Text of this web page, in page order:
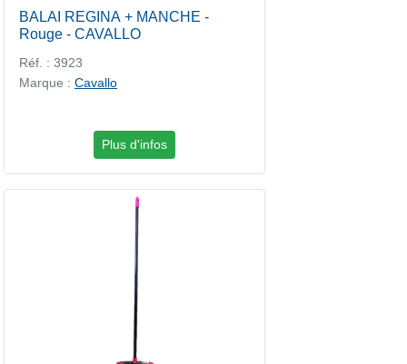
BALAI REGINA + MANCHE -
Rouge - CAVALLO
Réf. : 3923
Marque : Cavallo
Plus d'infos